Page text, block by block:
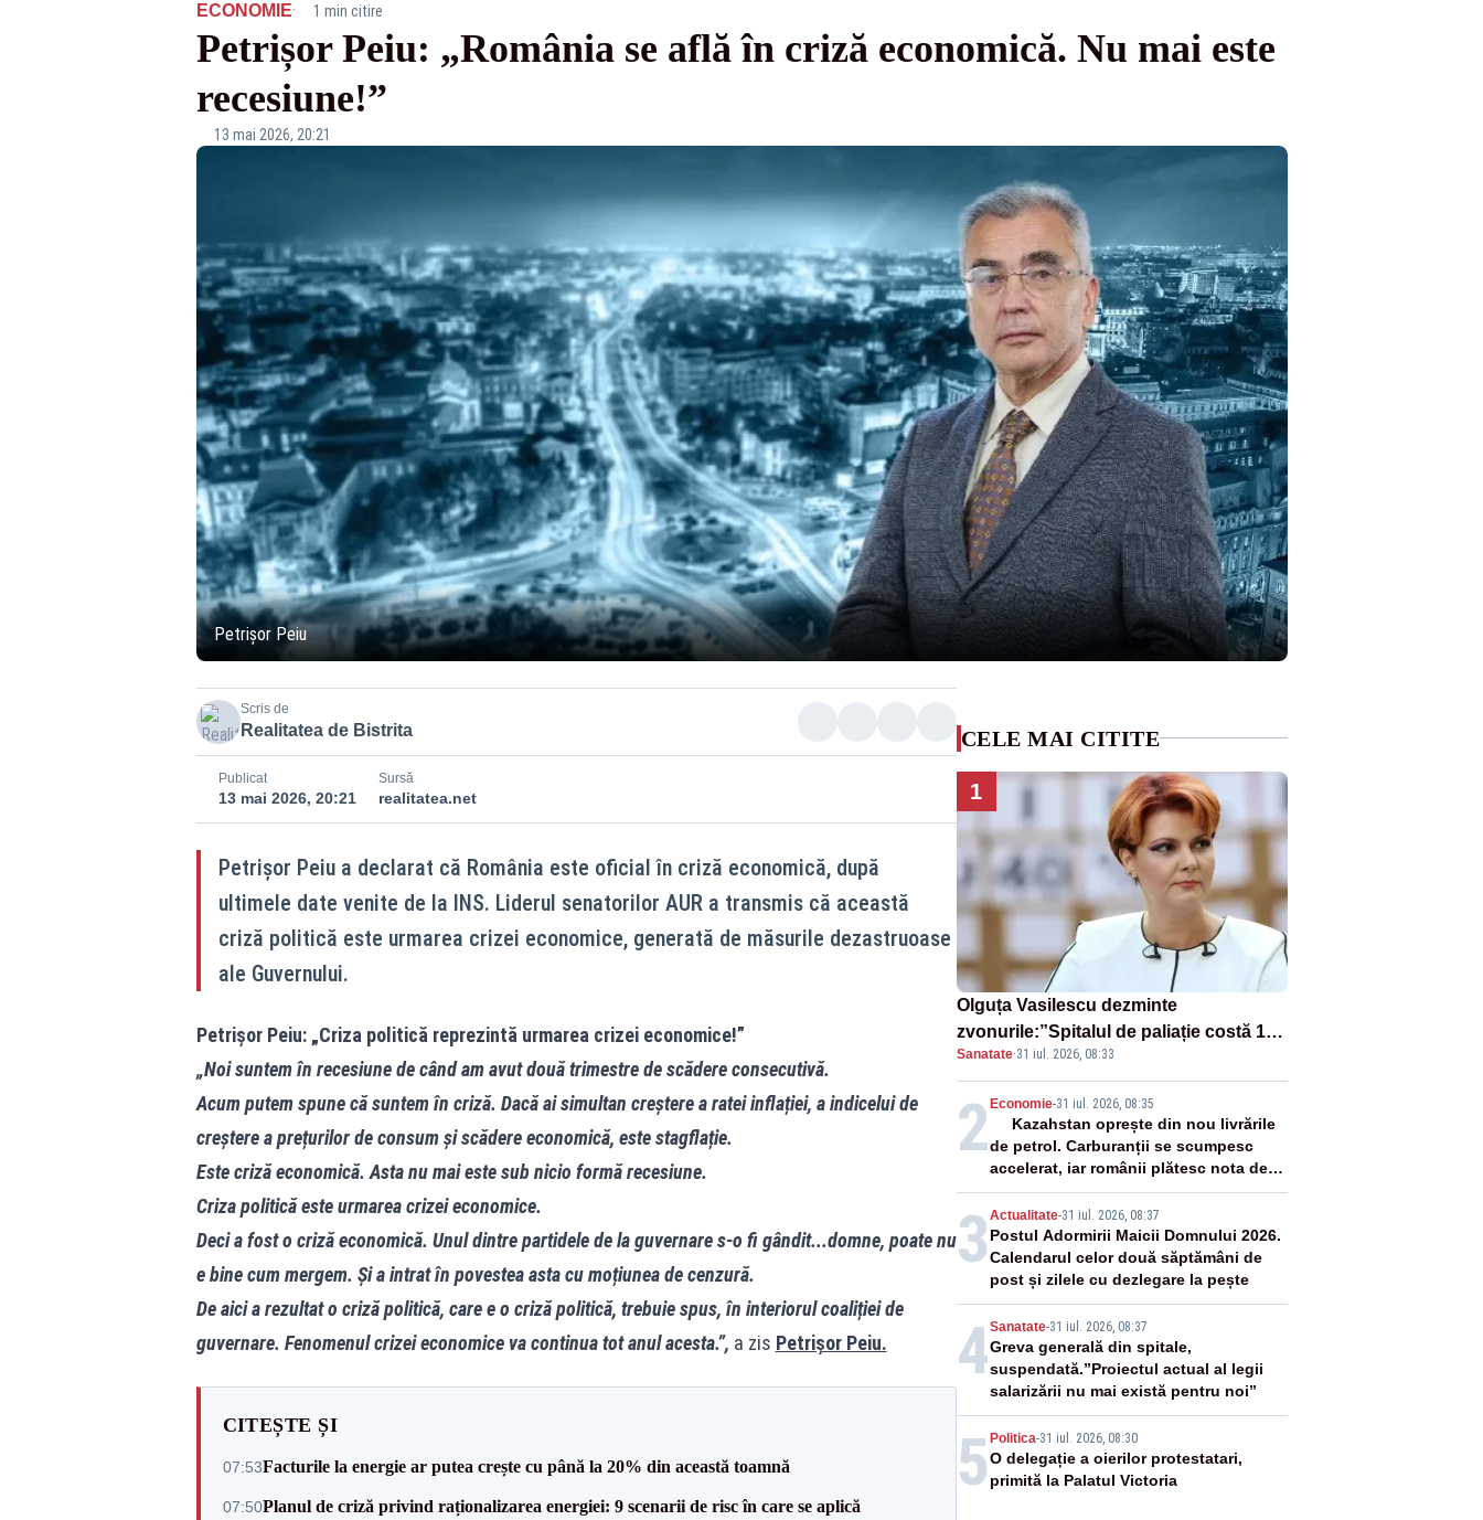
ECONOMIE· 1 min citire
Petrișor Peiu: „România se află în criză economică. Nu mai este
recesiune!”
13 mai 2026, 20:21
Petrișor Peiu
Scris de
Realitatea de Bistrita
Publicat
13 mai 2026, 20:21
Sursă
realitatea.net
Petrișor Peiu a declarat că România este oficial în criză economică, după
ultimele date venite de la INS. Liderul senatorilor AUR a transmis că această
criză politică este urmarea crizei economice, generată de măsurile dezastruoase
ale Guvernului.
Petrișor Peiu: „Criza politică reprezintă urmarea crizei economice!”
„Noi suntem în recesiune de când am avut două trimestre de scădere consecutivă.
Acum putem spune că suntem în criză. Dacă ai simultan creștere a ratei inflației, a indicelui de
creștere a prețurilor de consum și scădere economică, este stagflație.
Este criză economică. Asta nu mai este sub nicio formă recesiune.
Criza politică este urmarea crizei economice.
Deci a fost o criză economică. Unul dintre partidele de la guvernare s-o fi gândit...domne, poate nu
e bine cum mergem. Și a intrat în povestea asta cu moțiunea de cenzură.
De aici a rezultat o criză politică, care e o criză politică, trebuie spus, în interiorul coaliției de
guvernare. Fenomenul crizei economice va continua tot anul acesta.”, a zis Petrișor Peiu.
CITEȘTE ȘI
07:53Facturile la energie ar putea crește cu până la 20% din această toamnă
07:50Planul de criză privind raționalizarea energiei: 9 scenarii de risc în care se aplică
CELE MAI CITITE
1
Olguța Vasilescu dezminte
zvonurile:”Spitalul de paliație costă 199
de milioane de euro, nu 500 de
milioane”
Sanatate·31 iul. 2026, 08:33
2Economie-31 iul. 2026, 08:35
Kazahstan oprește din nou livrările
de petrol. Carburanții se scumpesc
accelerat, iar românii plătesc nota de
plată
3 Actualitate-31 iul. 2026, 08:37
Postul Adormirii Maicii Domnului 2026.
Calendarul celor două săptămâni de
post și zilele cu dezlegare la pește
4Sanatate-31 iul. 2026, 08:37
Greva generală din spitale,
suspendată.”Proiectul actual al legii
salarizării nu mai există pentru noi”
5 Politica-31 iul. 2026, 08:30
O delegație a oierilor protestatari,
primită la Palatul Victoria